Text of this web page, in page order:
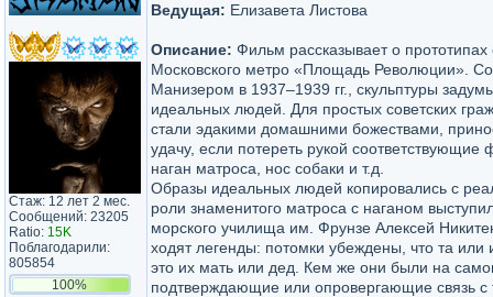
Стаж: 12 лет 2 мес.
Сообщений: 23205
Ratio: 15K
Поблагодарили:
805854
100%
Ведущая: Елизавета Листова
Описание: Фильм рассказывает о прототипах
Московского метро «Площадь Революции».
Манизером в 1937–1939 гг., скульптуры
идеальных людей. Для простых советских
стали эдакими домашними божествами,
удачу, если потереть рукой
наган матроса, нос собаки и т.д.
Образы идеальных людей копировались с
роли знаменитого матроса с наганом
морского училища им. Фрунзе Алексей
ходят легенды: потомки убеждены, что та
это их мать или дед. Кем же они были на
подтверждающие или опровергающие связь